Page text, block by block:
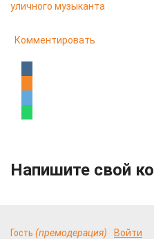
уличного музыканта
Комментировать
Напишите свой
Гость (премодерация) Войти